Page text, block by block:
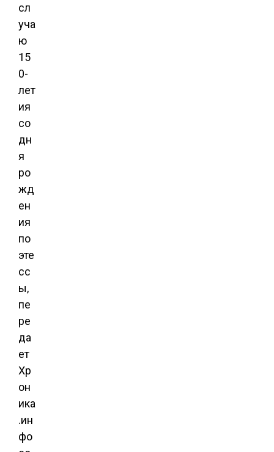
сл
уча
ю
15
0-
лет
ия
со
дн
я
ро
жд
ен
ия
по
эте
сс
ы,
пе
ре
да
ет
Хр
он
ика
.ин
фо